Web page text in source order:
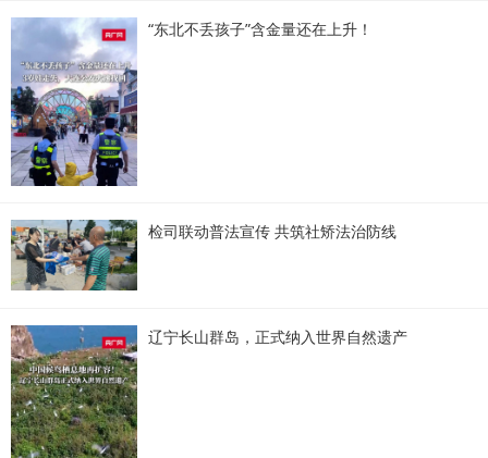
“东北不丢孩子”含金量还在上升！
检司联动普法宣传 共筑社矫法治防线
辽宁长山群岛，正式纳入世界自然遗产